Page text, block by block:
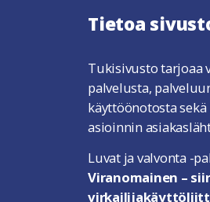
Tietoa
Tukisivusto tarjoaa
palvelusta,
käyttöönotosta
asioinnin
Luvat ja valvonta -
Viranomainen –